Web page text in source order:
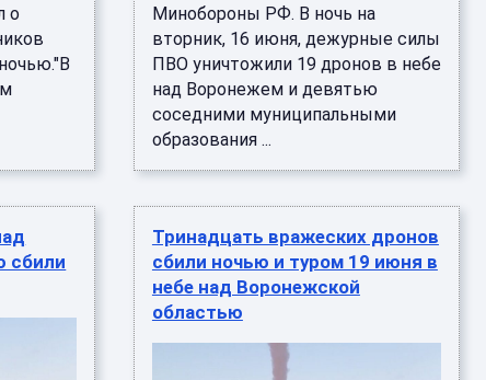
о
Минобороны РФ. В ночь на
вторник, 16 июня, дежурные силы
ПВО уничтожили 19 дронов в небе
над Воронежем и девятью
соседними муниципальными
образования ...
сбили
Тринадцать вражеских дронов
сбили ночью и туром 19 июня в
небе над Воронежской
областью